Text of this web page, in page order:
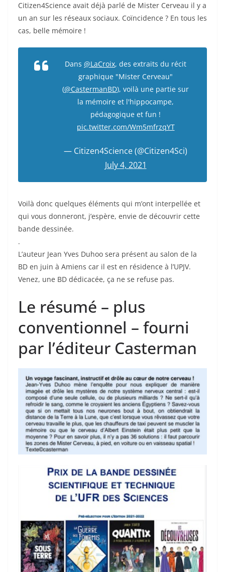
Citizen4Science avait déjà parlé de Mister Cerveau il y a
un an sur les réseaux sociaux. Coïncidence ? En tous les
cas, belle mémoire !
Dans @LaCroix, des extraits du récit
graphique "Mister Cerveau"
(@CastermanBD), voilà une partie sur
la mémoire et l'hippocampe,
pédagogique et fun !
pic.twitter.com/Wm5mfrzqYT
— Citizen4Science (@Citizen4Sci)
July 4, 2021
Voilà donc quelques éléments qui m’ont interpellée et
qui vous donneront, j’espère, envie de découvrir cette
bande dessinée.
.
L’auteur Jean Yves Duhoo sera présent au salon de la
BD en juin à Amiens car il est en résidence à l’UPJV.
Venez, une BD dédicacée, ça ne se refuse pas.
Le résumé – plus
conventionnel – fourni
par l’éditeur Casterman